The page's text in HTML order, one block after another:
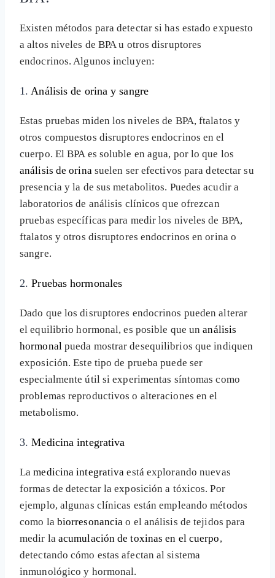
Existen métodos para detectar si has estado expuesto
a altos niveles de BPA u otros disruptores
endocrinos. Algunos incluyen:
1. Análisis de orina y sangre
Estas pruebas miden los niveles de BPA, ftalatos y
otros compuestos disruptores endocrinos en el
cuerpo. El BPA es soluble en agua, por lo que los
análisis de orina suelen ser efectivos para detectar su
presencia y la de sus metabolitos. Puedes acudir a
laboratorios de análisis clínicos que ofrezcan
pruebas específicas para medir los niveles de BPA,
ftalatos y otros disruptores endocrinos en orina o
sangre.
2.Pruebas hormonales
Dado que los disruptores endocrinos pueden alterar
el equilibrio hormonal, es posible que unanálisis
hormonal pueda mostrar desequilibrios que indiquen
exposición. Este tipo de prueba puede ser
especialmente útil si experimentas síntomas como
problemas reproductivos o alteraciones en el
metabolismo.
3.Medicina integrativa
Lamedicina integrativa está explorando nuevas
formas de detectar la exposición a tóxicos. Por
ejemplo, algunas clínicas están empleando métodos
como la biorresonancia o el análisis de tejidos para
medir la acumulación de toxinas en el cuerpo,
detectando cómo estas afectan al sistema
inmunológico y hormonal.